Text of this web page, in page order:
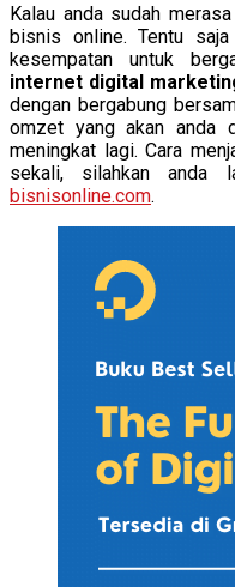
Kalau anda sudah
bisnis online. Tentu
kesempatan untuk
internet digital
dengan bergabung
omzet yang akan anda
meningkat lagi. Cara
sekali, silahkan anda
bisnisonline.com.